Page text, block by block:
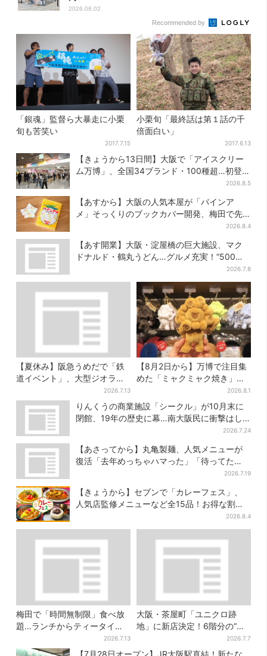
2026.08.02
Recommended by
「銀魂」監督ら大暴走に小栗
旬も苦笑い
2017.7.15
小栗旬「最終話は第１話の千
倍面白い」
2017.6.13
【きょうから13日間】大阪で「アイスクリー
ム万博」、全国34ブランド・100種超…初登場
2026.8.5
【あすから】大阪の人気本屋が「パインア
メ」そっくりのブックカバー開発、梅田で先
2026.8.4
【あす開業】大阪・淀屋橋の巨大施設、マク
ドナルド・鶴丸うどん…グルメ充実！“500円
2026.7.8
【夏休み】阪急うめだで「鉄
道イベント」、大型ジオラマ
＆運転体験コーナー…豪華ゲ
ストも4人登場
2026.7.13
【8月2日から】万博で注目集
めた「ミャクミャク焼き」初
グッズ化！大阪・梅田だけの
新商品が登場
2026.8.1
りんくうの商業施設「シークル」が10月末に
閉館、19年の歴史に幕…南大阪民に衝撃はし
2026.7.24
【あさってから】丸亀製麺、人気メニューが
復活「去年めっちゃハマった」「待ってた
2026.7.19
【きょうから】セブンで「カレーフェス」、
人気店監修メニューなど全15品！お得な割引
2026.8.4
梅田で「時間無制限」食べ放
題…ランチからティータイム
までノンストップで約60種を
満喫
2026.7.13
大阪・茶屋町「ユニクロ跡
地」に新店決定！6階分の“巨
大テナント”に8月7日オープン
2026.7.7